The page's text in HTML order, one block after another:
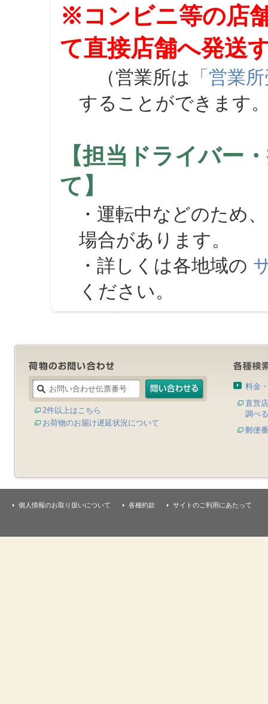
※コンビニ等の店
て直接店舗へ発送
（営業所は 「営業
することができます
【担当ドライバー
て】
・運転中などのため
場合があります。
・詳しくは各地域の
ください。
2件以上はこちら
お荷物のお届け遅延状況について
料金
直営
調べる
郵便
個人情報のお取り扱いについて 各種約款 サイトのご利用にあたって